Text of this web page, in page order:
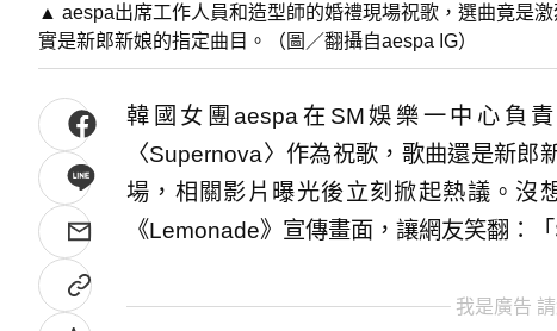
▲ aespa出席工作人員和造型師的婚禮現場祝歌，選曲竟是
實是新郎新娘的指定曲目。（圖／翻攝自aespa IG）
韓國女團aespa在SM娛樂一中心負
〈Supernova〉作為祝歌，歌曲還是新
場，相關影片曝光後立刻掀起熱議。沒
《Lemonade》宣傳畫面，讓網友笑翻：
我是廣告